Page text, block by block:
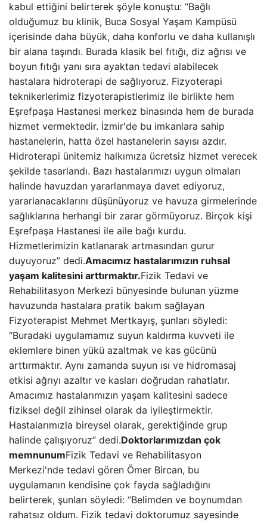
kabul ettiğini belirterek şöyle konuştu: “Bağlı
olduğumuz bu klinik, Buca Sosyal Yaşam Kampüsü
içerisinde daha büyük, daha konforlu ve daha kullanışlı
bir alana taşındı. Burada klasik bel fıtığı, diz ağrısı ve
boyun fıtığı yanı sıra ayaktan tedavi alabilecek
hastalara hidroterapi de sağlıyoruz. Fizyoterapi
teknikerlerimiz fizyoterapistlerimiz ile birlikte hem
Eşrefpaşa Hastanesi merkez binasında hem de burada
hizmet vermektedir. İzmir'de bu imkanlara sahip
hastanelerin, hatta özel hastanelerin sayısı azdır.
Hidroterapi ünitemiz halkımıza ücretsiz hizmet verecek
şekilde tasarlandı. Bazı hastalarımızı uygun olmaları
halinde havuzdan yararlanmaya davet ediyoruz,
yararlanacaklarını düşünüyoruz ve havuza girmelerinde
sağlıklarına herhangi bir zarar görmüyoruz. Birçok kişi
Eşrefpaşa Hastanesi ile aile bağı kurdu.
Hizmetlerimizin katlanarak artmasından gurur
duyuyoruz” dedi.Amacımız hastalarımızın ruhsal
yaşam kalitesini arttırmaktır.Fizik Tedavi ve
Rehabilitasyon Merkezi bünyesinde bulunan yüzme
havuzunda hastalara pratik bakım sağlayan
Fizyoterapist Mehmet Mertkayış, şunları söyledi:
“Buradaki uygulamamız suyun kaldırma kuvveti ile
eklemlere binen yükü azaltmak ve kas gücünü
arttırmaktır. Aynı zamanda suyun ısı ve hidromasaj
etkisi ağrıyı azaltır ve kasları doğrudan rahatlatır.
Amacımız hastalarımızın yaşam kalitesini sadece
fiziksel değil zihinsel olarak da iyileştirmektir.
Hastalarımızla bireysel olarak, gerektiğinde grup
halinde çalışıyoruz” dedi.Doktorlarımızdan çok
memnunumFizik Tedavi ve Rehabilitasyon
Merkezi'nde tedavi gören Ömer Bircan, bu
uygulamanın kendisine çok fayda sağladığını
belirterek, şunları söyledi: “Belimden ve boynumdan
rahatsız oldum. Fizik tedavi doktorumuz sayesinde